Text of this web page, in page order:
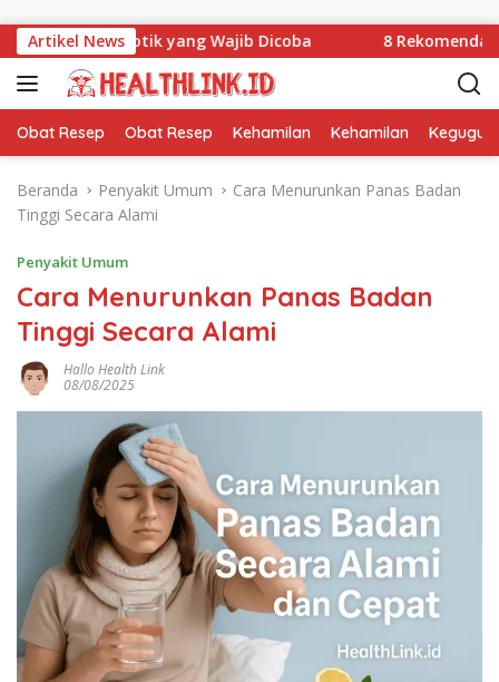
Artikel News
di Apotik yang Wajib Dicoba 8 Rekomendasi Obat
Obat Resep Obat Resep Kehamilan Kehamilan
Beranda Penyakit Umum
Cara Menurunkan Panas Badan
Tinggi Secara Alami
Penyakit Umum
Cara Menurunkan Panas Badan
Tinggi Secara Alami
Hallo Health Link
08/08/2025